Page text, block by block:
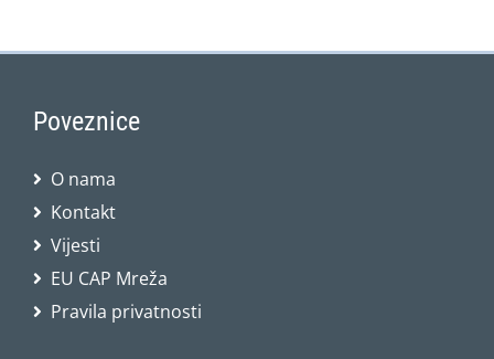
Poveznice
O nama
Kontakt
Vijesti
EU CAP Mreža
Pravila privatnosti